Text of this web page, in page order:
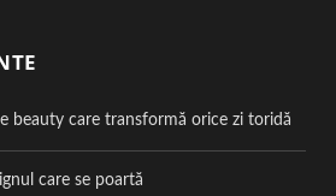
beauty care transformă orice zi toridă
care se poartă